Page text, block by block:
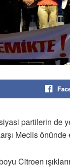
partilerin de
Meclis önünde
Citroen